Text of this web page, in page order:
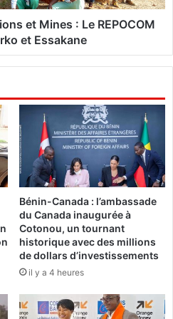
et Mines : Le REPOCOM
et Essakane
Bénin-Canada : l’ambassade
du Canada inaugurée à
Cotonou, un tournant
historique avec des millions
de dollars d’investissements
il y a 4 heures